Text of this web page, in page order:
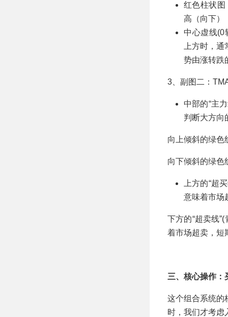
红色柱状图
高（向下）
中心虚线(0
上方时，
势由涨转跌
3、副图二：
中部的“主
判断大方向
向上倾斜的绿色
向下倾斜的绿色
上方的“超
意味着市场
下方的“超卖线
着市场超卖，短
三、核心操作：
这个组合系统的
时，我们才考虑